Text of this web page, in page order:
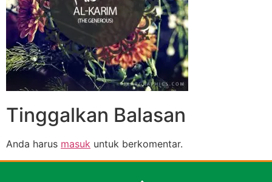
Tinggalkan Balasan
Anda harus masuk untuk berkomentar.